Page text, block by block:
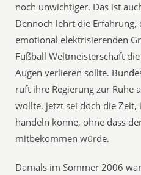
noch unwichtiger. Das ist
Dennoch lehrt die Erfahrung,
emotional elektrisierenden
Fußball Weltmeisterschaft
Augen verlieren sollte.
ruft ihre Regierung zur Ruhe
wollte, jetzt sei doch die
handeln könne, ohne dass
mitbekommen würde.
Damals im Sommer 2006